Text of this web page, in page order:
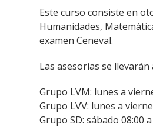
Este curso consiste en
Humanidades,
examen Ceneval.
Las asesorías se
Grupo LVM: lunes a
Grupo LVV: lunes a
Grupo SD: sábado 08:00